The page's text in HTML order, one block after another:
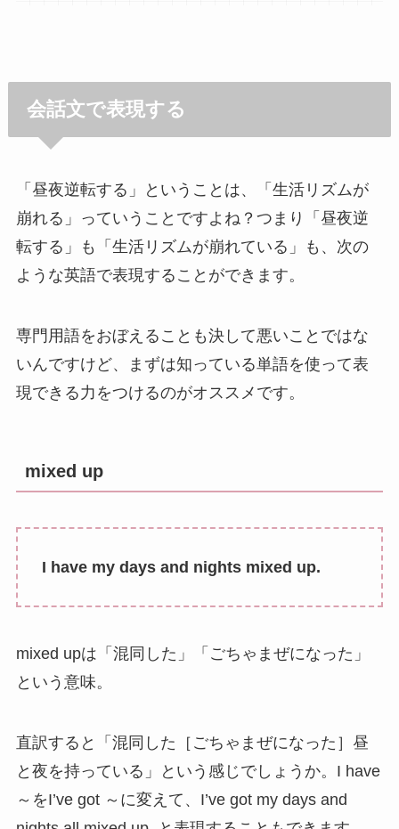
会話文で表現する
「昼夜逆転する」ということは、「生活リズムが
崩れる」っていうことですよね？つまり「昼夜逆
転する」も「生活リズムが崩れている」も、次の
ような英語で表現することができます。
専門用語をおぼえることも決して悪いことではな
いんですけど、まずは知っている単語を使って表
現できる力をつけるのがオススメです。
mixed up
I have my days and nights mixed up.
mixed upは「混同した」「ごちゃまぜになった」
という意味。
直訳すると「混同した［ごちゃまぜになった］昼
と夜を持っている」という感じでしょうか。I have
～をI’ve got ～に変えて、I’ve got my days and